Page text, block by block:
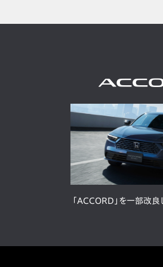
「ACCORD」を一部改